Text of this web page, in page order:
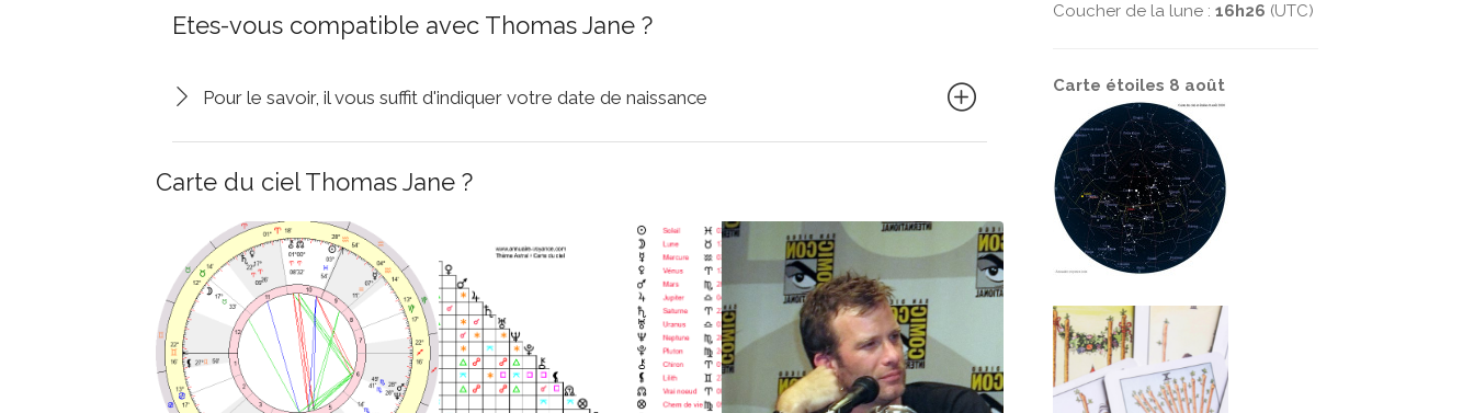
Etes-vous compatible avec Thomas Jane ?
Pour le savoir, il vous suffit d'indiquer votre date de naissance
Carte du ciel Thomas Jane ?
Coucher de la lune : 16h26 (UTC)
Carte étoiles 8 août